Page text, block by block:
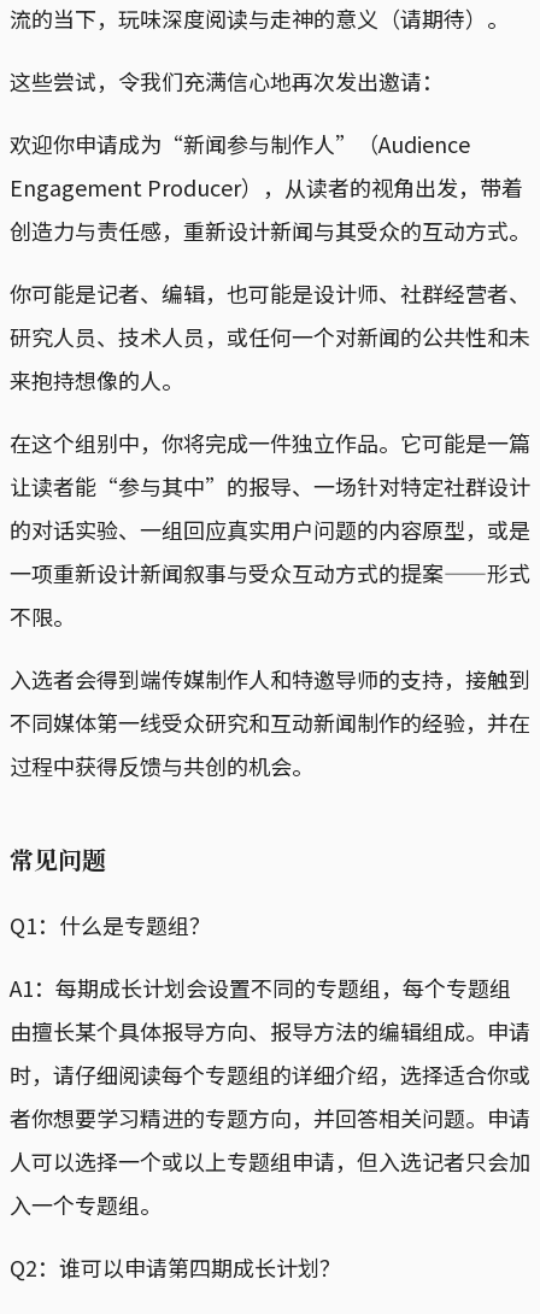
流的当下，玩味深度阅读与走神的意义（请期待）。
这些尝试，令我们充满信心地再次发出邀请：
欢迎你申请成为“新闻参与制作人”（Audience
Engagement Producer），从读者的视角出发，带着
创造力与责任感，重新设计新闻与其受众的互动方式。
你可能是记者、编辑，也可能是设计师、社群经营者、
研究人员、技术人员，或任何一个对新闻的公共性和未
来抱持想像的人。
在这个组别中，你将完成一件独立作品。它可能是一篇
让读者能“参与其中”的报导、一场针对特定社群设计
的对话实验、一组回应真实用户问题的内容原型，或是
一项重新设计新闻叙事与受众互动方式的提案——形式
不限。
入选者会得到端传媒制作人和特邀导师的支持，接触到
不同媒体第一线受众研究和互动新闻制作的经验，并在
过程中获得反馈与共创的机会。
常见问题
Q1：什么是专题组？
A1：每期成长计划会设置不同的专题组，每个专题组
由擅长某个具体报导方向、报导方法的编辑组成。申请
时，请仔细阅读每个专题组的详细介绍，选择适合你或
者你想要学习精进的专题方向，并回答相关问题。申请
人可以选择一个或以上专题组申请，但入选记者只会加
入一个专题组。
Q2：谁可以申请第四期成长计划？